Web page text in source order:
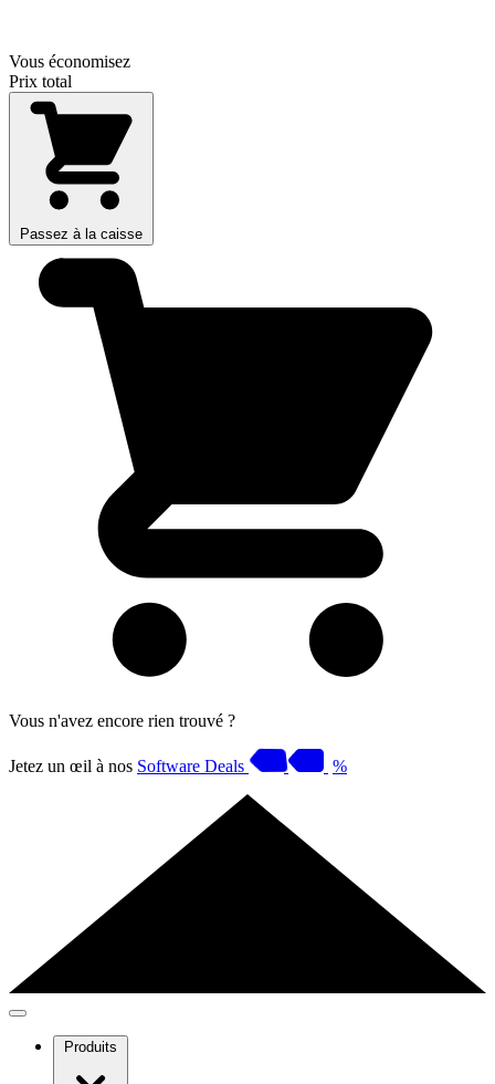
Vous économisez
Prix total
Passez à la caisse
Vous n'avez encore rien trouvé ?
Jetez un œil à nos Software Deals %
Produits